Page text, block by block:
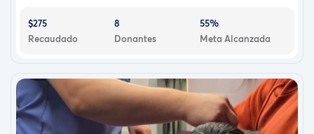
$275
Recaudado
8
Donantes
55%
Meta Alcanzada